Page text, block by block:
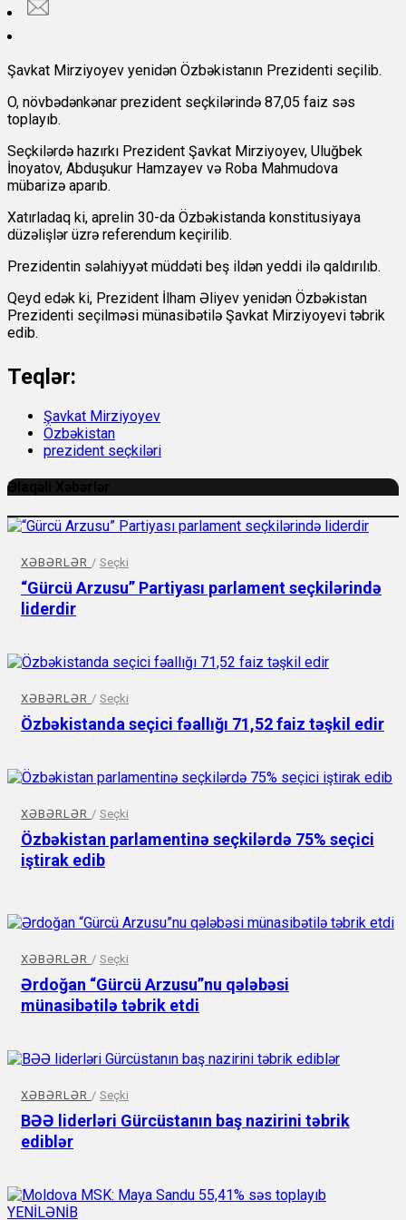
Şavkat Mirziyoyev yenidən Özbəkistanın Prezidenti seçilib.
O, növbədənkənar prezident seçkilərində 87,05 faiz səs
toplayıb.
Seçkilərdə hazırkı Prezident Şavkat Mirziyoyev, Uluğbek
İnoyatov, Abduşukur Hamzayev və Roba Mahmudova
mübarizə aparıb.
Xatırladaq ki, aprelin 30-da Özbəkistanda konstitusiyaya
düzəlişlər üzrə referendum keçirilib.
Prezidentin səlahiyyət müddəti beş ildən yeddi ilə qaldırılıb.
Qeyd edək ki, Prezident İlham Əliyev yenidən Özbəkistan
Prezidenti seçilməsi münasibətilə Şavkat Mirziyoyevi təbrik
edib.
Teqlər:
Şavkat Mirziyoyev
Özbəkistan
prezident seçkiləri
Əlaqəli Xəbərlər
XƏBƏRLƏR / Seçki
“Gürcü Arzusu” Partiyası parlament seçkilərində
liderdir
XƏBƏRLƏR / Seçki
Özbəkistanda seçici fəallığı 71,52 faiz təşkil edir
XƏBƏRLƏR / Seçki
Özbəkistan parlamentinə seçkilərdə 75% seçici
iştirak edib
XƏBƏRLƏR / Seçki
Ərdoğan “Gürcü Arzusu”nu qələbəsi
münasibətilə təbrik etdi
XƏBƏRLƏR / Seçki
BƏƏ liderləri Gürcüstanın baş nazirini təbrik
ediblər